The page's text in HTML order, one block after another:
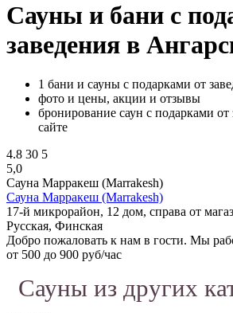
Сауны и бани с
заведения в
1 бани и сауны с подарками от
фото и цены, акции и отзывы
бронирование саун с подарками
сайте
4.8 30 5
5,0
Сауна Марракеш (Marrakesh)
Сауна Марракеш (Marrakesh)
17-й микрорайон, 12 дом, справа от
Русская, Финская
Добро пожаловать к нам в гости. Мы
от 500 до 900 руб/час
Сауны из других